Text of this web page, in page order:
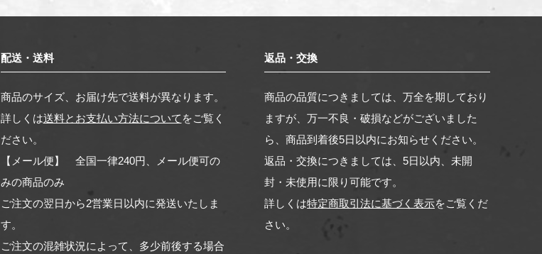
配送・送料
商品のサイズ、お届け先で送料が異なります。
詳しくは送料とお支払い方法について をご覧く
ださい。
【メール便】 全国一律240円、メール便可の
みの商品のみ
ご注文の翌日から2営業日以内に発送いたしま
す。
ご注文の混雑状況によって、多少前後する場合
返品・交換
商品の品質につきましては、万全を期しており
ますが、万一不良・破損などがございました
ら、商品到着後5日以内にお知らせください。
返品・交換につきましては、5日以内、未開
封・未使用に限り可能です。
詳しくは特定商取引法に基づく表示をご覧くだ
さい。